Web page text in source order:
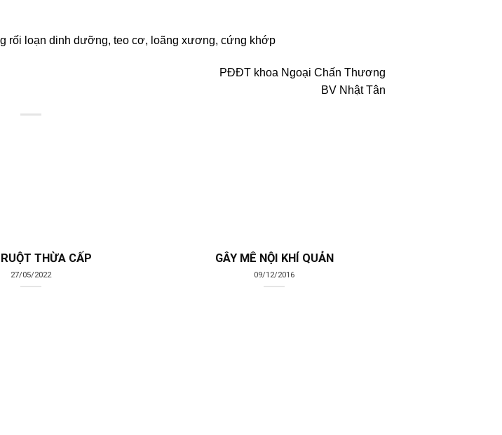
rối loạn dinh dưỡng, teo cơ, loãng xương, cứng khớp
PĐĐT khoa Ngoại Chấn Thương
BV Nhật Tân
THỪA CẤP
27/05/2022
GÂY MÊ NỘI KHÍ QUẢN
09/12/2016